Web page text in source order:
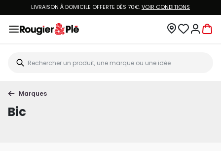
LIVRAISON À DOMICILE OFFERTE DÈS 70€.VOIR CONDITIONS
Marques
Bic